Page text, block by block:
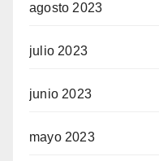
agosto 2023
julio 2023
junio 2023
mayo 2023